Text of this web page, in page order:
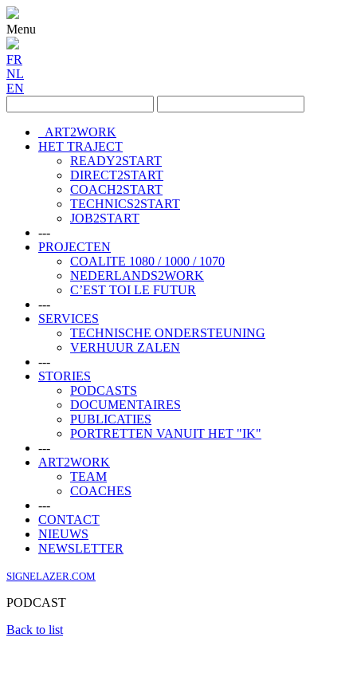
Menu
FR
NL
EN
ART2WORK
HET TRAJECT
READY2START
DIRECT2START
COACH2START
TECHNICS2START
JOB2START
---
PROJECTEN
COALITE 1080 / 1000 / 1070
NEDERLANDS2WORK
C’EST TOI LE FUTUR
---
SERVICES
TECHNISCHE ONDERSTEUNING
VERHUUR ZALEN
---
STORIES
PODCASTS
DOCUMENTAIRES
PUBLICATIES
PORTRETTEN VANUIT HET "IK"
---
ART2WORK
TEAM
COACHES
---
CONTACT
NIEUWS
NEWSLETTER
SIGNELAZER.COM
PODCAST
Back to list